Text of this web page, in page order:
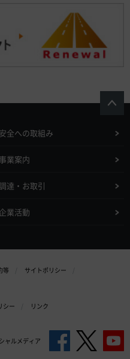
安全への取組み
事業案内
調達・お取引
企業活動
等
サイトポリシー
シー リンク
ャルメディア